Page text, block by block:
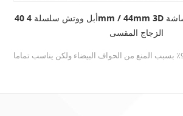
أبل ووتش سلسلة 4 40mm / 44mm 3D كامل لاصق حامي الشاشة
الزجاج المقسى